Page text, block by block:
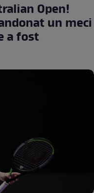
Open!
un meci